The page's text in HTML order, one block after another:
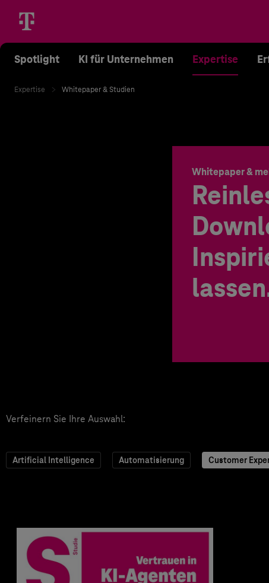
Spotlight KI für Unternehmen Expertise
Expertise Whitepaper & Studien
Whitepaper &
Verfeinern Sie Ihre Auswahl:
Artificial Intelligence Automatisierung Customer